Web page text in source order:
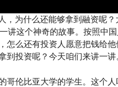
，为什么还能够拿到融资呢
讲这个神奇的故事。按照中
怎么还有投资人愿意把钱给
到投资呢？今天咱们来讲一讲
哥伦比亚大学的学生。这个人